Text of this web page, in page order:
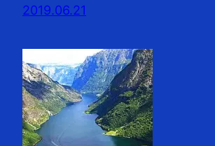
2019.06.21